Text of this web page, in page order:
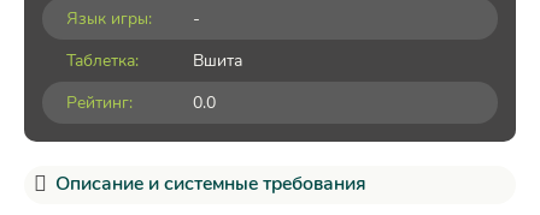
Язык игры:
-
Таблетка:
Вшита
Рейтинг:
0.0
Описание и системные требования